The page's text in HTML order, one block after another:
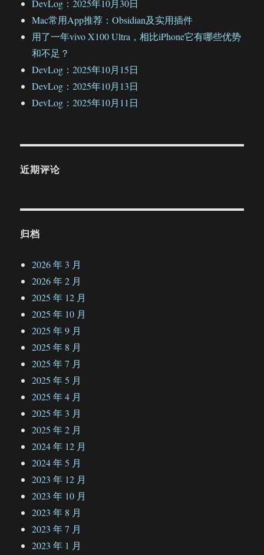
DevLog：2025年10月30日
Mac常用App推荐：Obsidian及实用插件
用了一年vivo X100 Ultra，相比iPhone它有哪些优势
和不足？
DevLog：2025年10月15日
DevLog：2025年10月13日
DevLog：2025年10月11日
近期评论
归档
2026 年 3 月
2026 年 2 月
2025 年 12 月
2025 年 10 月
2025 年 9 月
2025 年 8 月
2025 年 7 月
2025 年 5 月
2025 年 4 月
2025 年 3 月
2025 年 2 月
2024 年 12 月
2024 年 5 月
2023 年 12 月
2023 年 10 月
2023 年 8 月
2023 年 7 月
2023 年 1 月